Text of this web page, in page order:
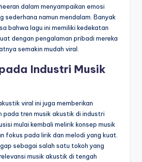
dalam menyampaikan emosi
sederhana namun mendalam. Banyak
bahwa lagu ini memiliki kedekatan
dengan pengalaman pribadi mereka
semakin mudah viral.
Industri Musik
viral ini juga memberikan
pada tren musik akustik di industri
mulai kembali melirik konsep musik
fokus pada lirik dan melodi yang kuat.
sebagai salah satu tokoh yang
musik akustik di tengah